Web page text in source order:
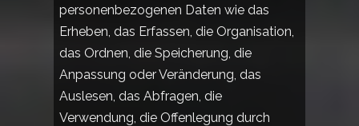
personenbezogenen Daten wie das
Erheben, das Erfassen, die Organisation,
das Ordnen, die Speicherung, die
Anpassung oder Veränderung, das
Auslesen, das Abfragen, die
Verwendung, die Offenlegung durch